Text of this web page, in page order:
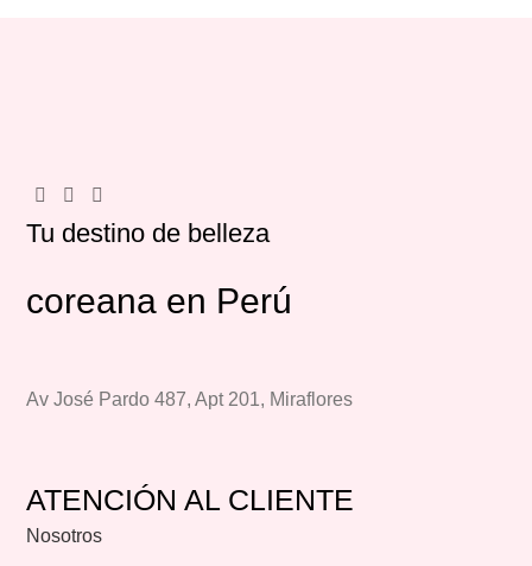
Tu destino de belleza
coreana en Perú
Av José Pardo 487, Apt 201, Miraflores
ATENCIÓN AL CLIENTE
Nosotros